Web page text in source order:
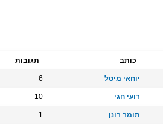
כותב תגובות
יוחאי מיטל 6
רועי חגי 10
תומר רונן 1